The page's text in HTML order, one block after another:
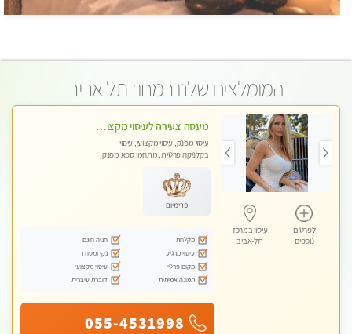
המומלצים שלנו במחוז תל אביב
לפרטים
נוספים
עיסוי במרכז
תל-אביב
מעסה צעירה לעיסוי מקצועי בבת-ים ללא מין !!
עיסוי מפנק, עיסוי מקצועי, עיסוי
בקלניקה פרטית, מתחמי ספא מפנק,
טנטרה
פרימיום
מקלחת
חניה חינם
עיסוי מרגיע
נקי ומסודר
מקום פרטי
עיסוי מקצועי
תמונה אמיתית
דוברת עיברית
055-4531998